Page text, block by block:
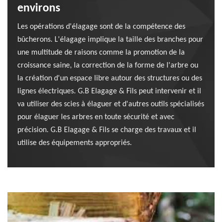
environs
Les opérations d'élagage sont de la compétence des
bûcherons. L'élagage implique la taille des branches pour
une multitude de raisons comme la promotion de la
croissance saine, la correction de la forme de l'arbre ou
la création d'un espace libre autour des structures ou des
lignes électriques. G.B Elagage & Fils peut intervenir et il
va utiliser des scies à élaguer et d'autres outils spécialisés
pour élaguer les arbres en toute sécurité et avec
précision. G.B Elagage & Fils se charge des travaux et il
utilise des équipements appropriés.